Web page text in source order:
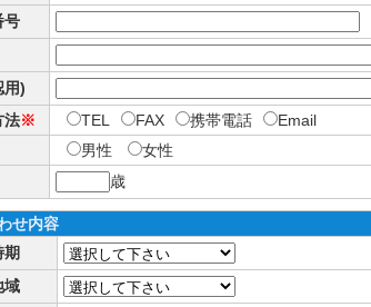
号
用)
法※ TEL FAX 携帯電話
Email
男性
女性
歳
せ内容
期
域